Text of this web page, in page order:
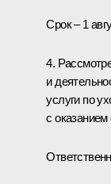
Срок – 1
4.
и
услуги по
с оказанием